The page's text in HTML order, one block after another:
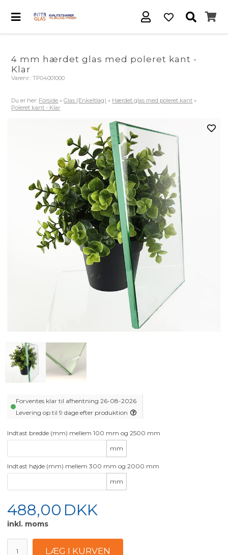
4 mm hærdet glas med poleret kant -
Klar
Varenr.:TP04001000
Du er her: Forside »Glas (Enkeltlag) » Hærdet glas med poleret kant »
Poleret kant - Klar
Forventes klar til afhentning 26-08-2026
Levering op til 9 dage efter produktion
Indtast bredde (mm) mellem 100 mm og 2500 mm
mm
Indtast højde (mm) mellem 300 mm og 2000 mm
mm
488,00 DKK
inkl. moms